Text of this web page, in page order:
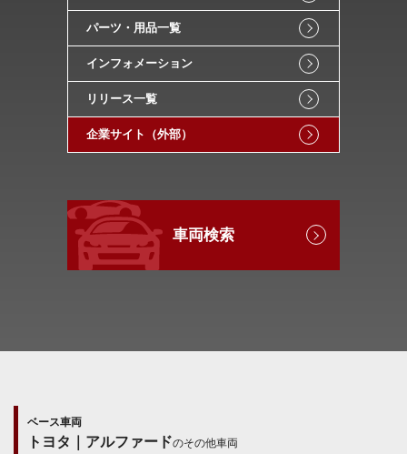
パーツ・用品一覧
インフォメーション
リリース一覧
企業サイト（外部）
車両検索
ベース車両
トヨタ｜アルファードのその他車両